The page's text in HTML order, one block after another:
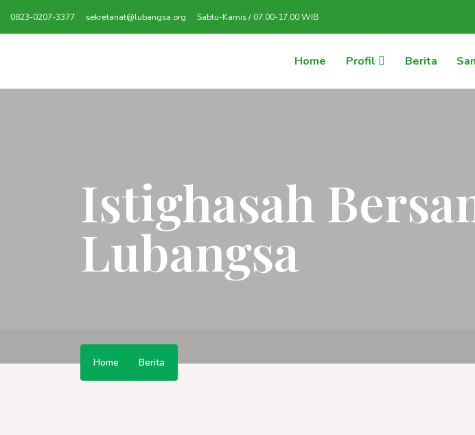
0823-0207-3377 sekretariat@lubangsa.org Sabtu-Kamis / 07.00-17.00 WIB
Home Profil Berita
Istighasah
Lubangsa
Home Berita